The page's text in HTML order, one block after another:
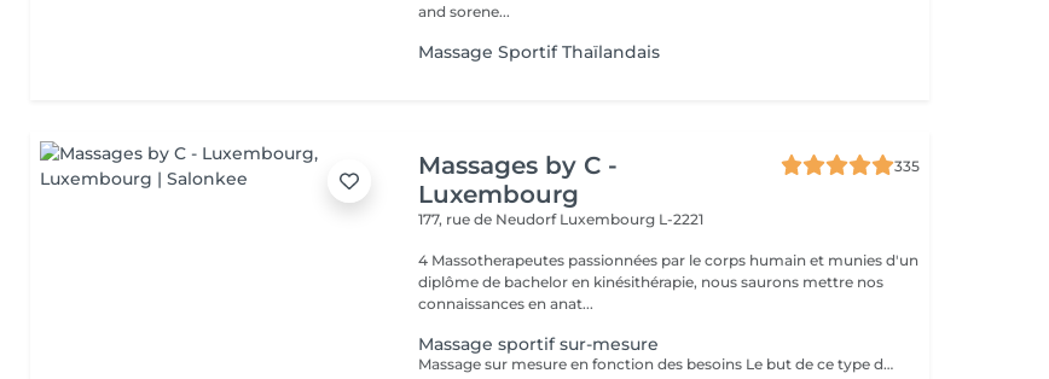
and sorene...
Massage Sportif Thaïlandais
Massages by C -
Luxembourg
335
177, rue de Neudorf Luxembourg L-2221
4 Massotherapeutes passionnées par le corps humain et munies d'un
diplôme de bachelor en kinésithérapie, nous saurons mettre nos
connaissances en anat...
Massage sportif sur-mesure
Massage sur mesure en fonction des besoins Le but de ce type de massage sera l'optimisation de la récupération musculaire entre les entraînements sportifs (circulation sanguine ramenée au coeur et muscles assouplis), le rythme sera élevé et la pression plus forte que lors d'un massage relaxant mais moins que pour un massage des tissus profonds